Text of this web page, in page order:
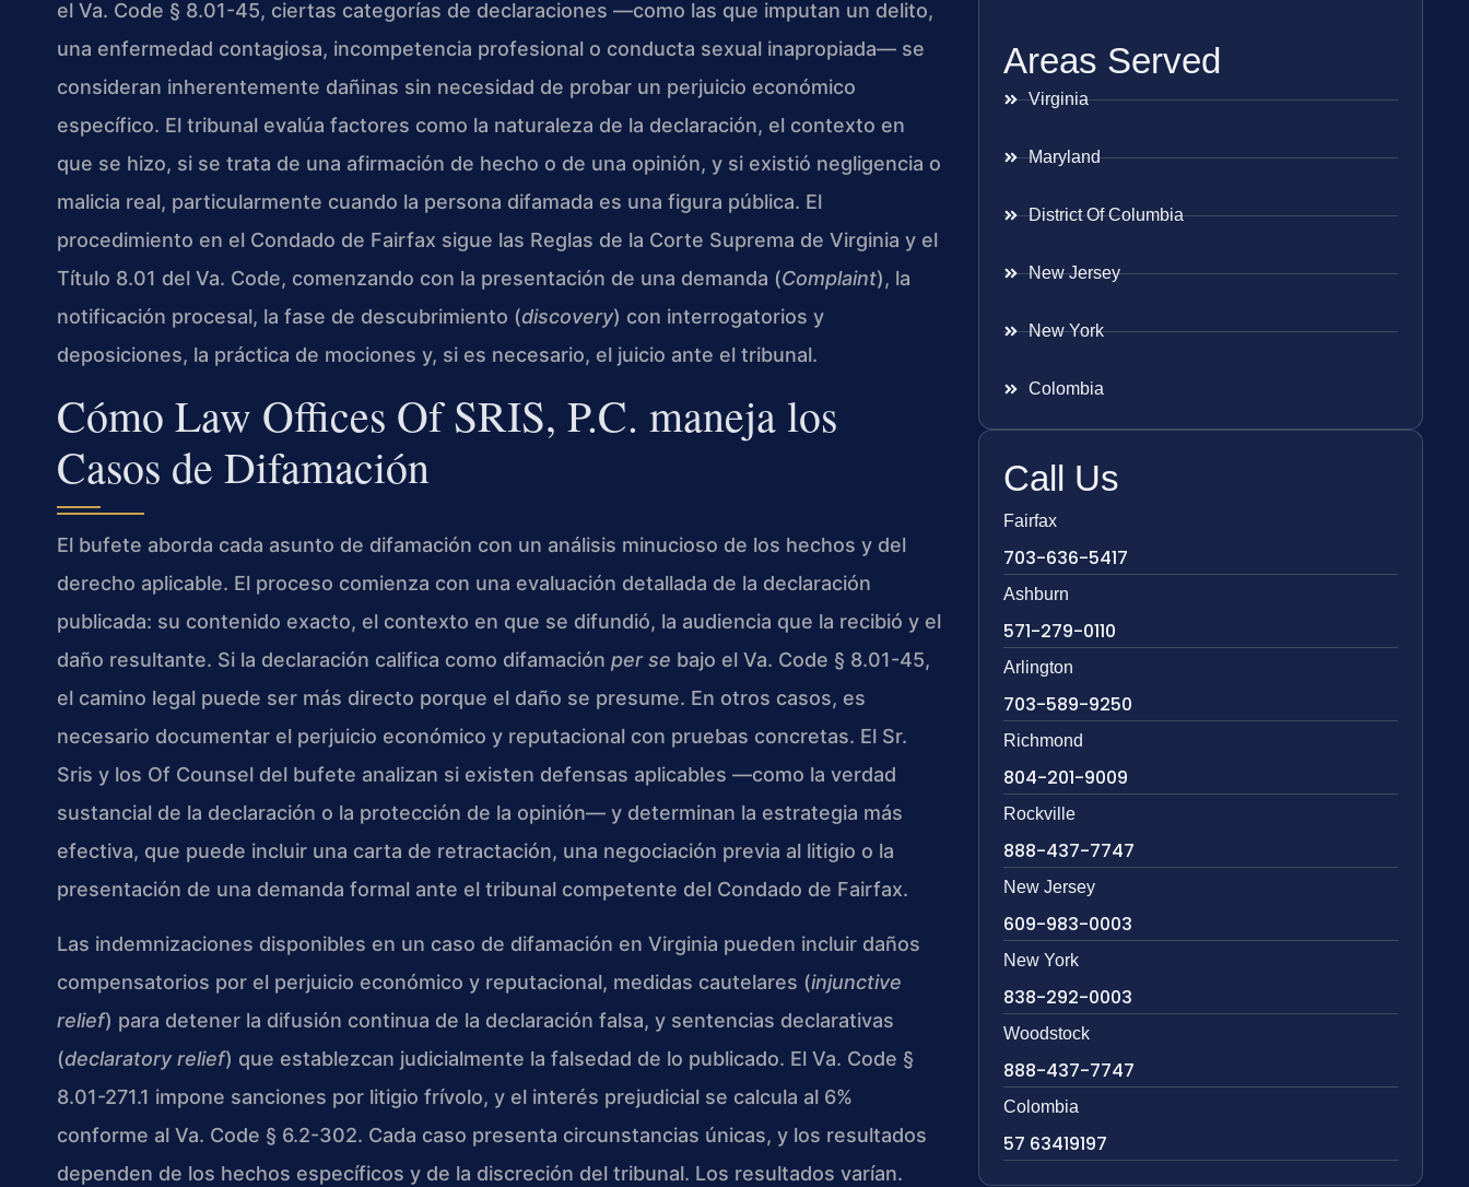
el Va. Code § 8.01-45, ciertas categorías de declaraciones —como las que imputan un delito,
una enfermedad contagiosa, incompetencia profesional o conducta sexual inapropiada— se
consideran inherentemente dañinas sin necesidad de probar un perjuicio económico
específico. El tribunal evalúa factores como la naturaleza de la declaración, el contexto en
que se hizo, si se trata de una afirmación de hecho o de una opinión, y si existió negligencia o
malicia real, particularmente cuando la persona difamada es una figura pública. El
procedimiento en el Condado de Fairfax sigue las Reglas de la Corte Suprema de Virginia y el
Título 8.01 del Va. Code, comenzando con la presentación de una demanda (Complaint), la
notificación procesal, la fase de descubrimiento (discovery) con interrogatorios y
deposiciones, la práctica de mociones y, si es necesario, el juicio ante el tribunal.
Cómo Law Offices Of SRIS, P.C. maneja los
Casos de Difamación
El bufete aborda cada asunto de difamación con un análisis minucioso de los hechos y del
derecho aplicable. El proceso comienza con una evaluación detallada de la declaración
publicada: su contenido exacto, el contexto en que se difundió, la audiencia que la recibió y el
daño resultante. Si la declaración califica como difamación per se bajo el Va. Code § 8.01-45,
el camino legal puede ser más directo porque el daño se presume. En otros casos, es
necesario documentar el perjuicio económico y reputacional con pruebas concretas. El Sr.
Sris y los Of Counsel del bufete analizan si existen defensas aplicables —como la verdad
sustancial de la declaración o la protección de la opinión— y determinan la estrategia más
efectiva, que puede incluir una carta de retractación, una negociación previa al litigio o la
presentación de una demanda formal ante el tribunal competente del Condado de Fairfax.
Las indemnizaciones disponibles en un caso de difamación en Virginia pueden incluir daños
compensatorios por el perjuicio económico y reputacional, medidas cautelares (injunctive
relief) para detener la difusión continua de la declaración falsa, y sentencias declarativas
(declaratory relief) que establezcan judicialmente la falsedad de lo publicado. El Va. Code §
8.01-271.1 impone sanciones por litigio frívolo, y el interés prejudicial se calcula al 6%
conforme al Va. Code § 6.2-302. Cada caso presenta circunstancias únicas, y los resultados
dependen de los hechos específicos y de la discreción del tribunal. Los resultados varían.
Areas Served
Virginia
Maryland
District Of Columbia
New Jersey
New York
Colombia
Call Us
Fairfax
703-636-5417
Ashburn
571-279-0110
Arlington
703-589-9250
Richmond
804-201-9009
Rockville
888-437-7747
New Jersey
609-983-0003
New York
838-292-0003
Woodstock
888-437-7747
Colombia
57 63419197